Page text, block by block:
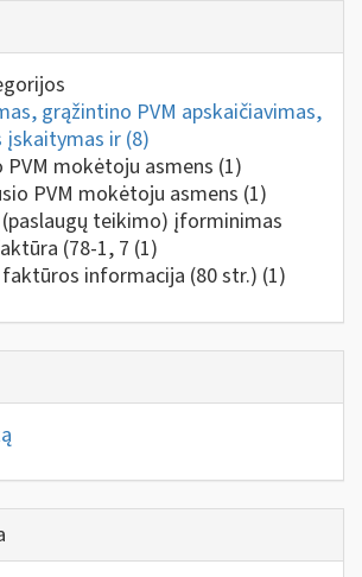
grąžintino PVM apskaičiavimas,
įskaitymas ir (8)
mokėtoju asmens (1)
PVM mokėtoju asmens (1)
teikimo) įforminimas
(78-1, 7 (1)
informacija (80 str.) (1)